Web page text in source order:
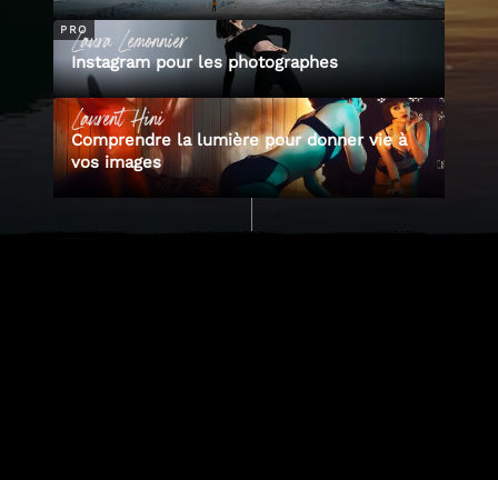
PRO
LauraLemonnier
Instagram pour les photographes
LaurentHini
Comprendre la lumière pour donner vie à
vos images